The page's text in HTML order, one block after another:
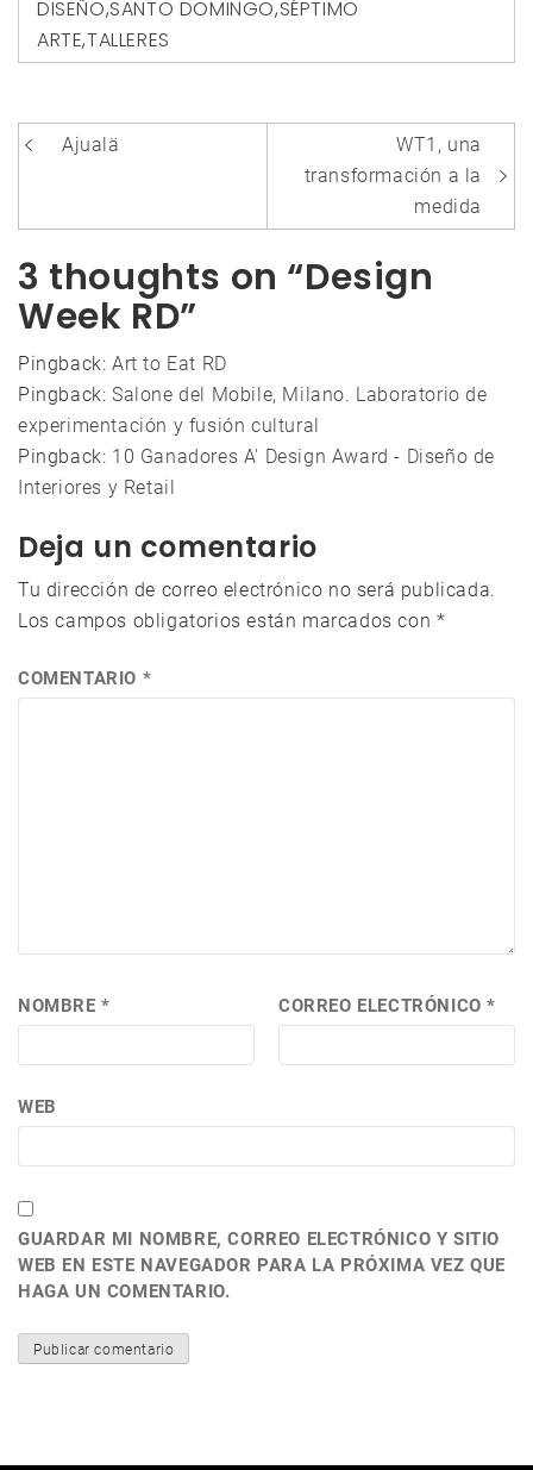
DISEÑO,SANTO DOMINGO,SÉPTIMO
ARTE,TALLERES
Navegación
entradas
Ajualä
WT1, una
transformación a la
medida
3 thoughts on “Design
Week RD”
Pingback: Art to Eat RD
Pingback: Salone del Mobile, Milano. Laboratorio de
experimentación y fusión cultural
Pingback: 10 Ganadores A' Design Award - Diseño de
Interiores y Retail
Deja un comentario
Tu dirección de correo electrónico no será publicada.
Los campos obligatorios están marcados con *
COMENTARIO *
NOMBRE* CORREO ELECTRÓNICO*
WEB
GUARDAR MI NOMBRE, CORREO ELECTRÓNICO Y SITIO
WEB EN ESTE NAVEGADOR PARA LA PRÓXIMA VEZ QUE
HAGA UN COMENTARIO.